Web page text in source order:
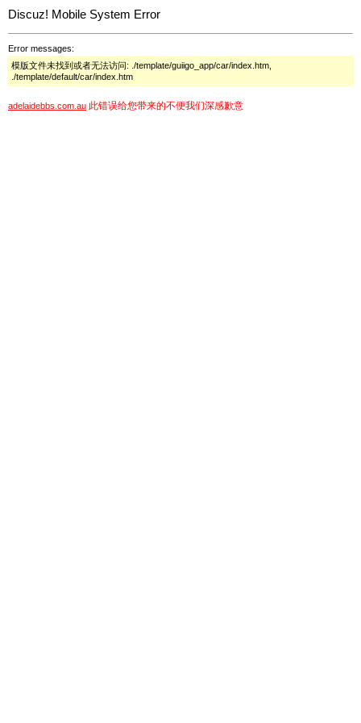
Discuz! Mobile System Error
Error messages:
模版文件未找到或者无法访问: ./template/guiigo_app/car/index.htm,
./template/default/car/index.htm
adelaidebbs.com.au 此错误给您带来的不便我们深感歉意